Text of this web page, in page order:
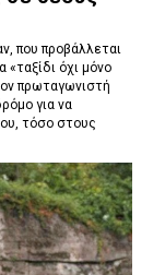
που προβάλλεται
«ταξίδι όχι μόνο
πρωταγωνιστή
για να
τόσο στους